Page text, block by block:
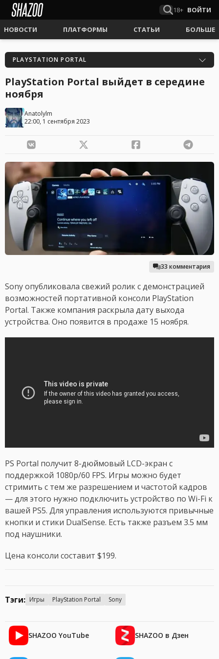
18+ ВОЙТИ
НОВОСТИ ПЛАТФОРМЫ СТАТЬИ БОЛЬШЕ
PLAYSTATION PORTAL
PlayStation Portal выйдет в середине
ноября
Anatolylm
22:00, 1 сентября 2023
33 комментария
Sony опубликовала свежий ролик с демонстрацией
возможностей портативной консоли PlayStation
Portal. Также компания раскрыла дату выхода
устройства. Оно появится в продаже 15 ноября.
PS Portal получит 8-дюймовый LCD-экран с
поддержкой 1080p/60 FPS. Игры можно будет
стримить с тем же разрешением и частотой кадров
— для этого нужно подключить устройство по Wi-Fi к
вашей PS5. Для управления используются привычные
кнопки и стики DualSense. Есть также разъем 3.5 мм
под наушники.
Цена консоли составит $199.
Тэги: Игры PlayStation Portal Sony
SHAZOO YouTube SHAZOO в Дзен